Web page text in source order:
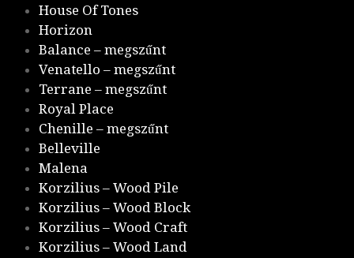
House Of Tones
Horizon
Balance – megszűnt
Venatello – megszűnt
Terrane – megszűnt
Royal Place
Chenille – megszűnt
Belleville
Malena
Korzilius – Wood Pile
Korzilius – Wood Block
Korzilius – Wood Craft
Korzilius – Wood Land